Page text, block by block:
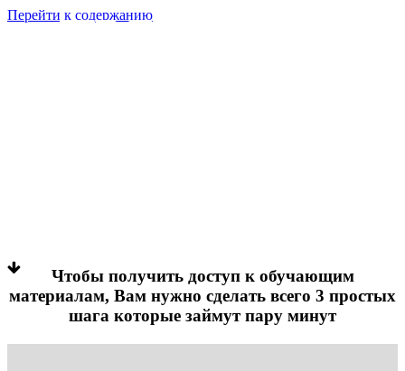
Перейти к содержанию
«ПРЯНИЧНЫХ
Чтобы получить доступ к обучающим
материалам, Вам нужно сделать всего 3 простых
шага которые займут пару минут